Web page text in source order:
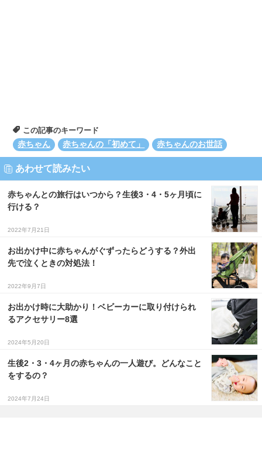
この記事のキーワード
赤ちゃん
赤ちゃんの「初めて」 赤ちゃんのお世話
あわせて読みたい
赤ちゃんとの旅行はいつから？生後3・4・5ヶ月頃に
行ける？
2022年7月21日
お出かけ中に赤ちゃんがぐずったらどうする？外出
先で泣くときの対処法！
2022年9月7日
お出かけ時に大助かり！ベビーカーに取り付けられ
るアクセサリー8選
2024年5月20日
生後2・3・4ヶ月の赤ちゃんの一人遊び。どんなこと
をするの？
2024年7月24日